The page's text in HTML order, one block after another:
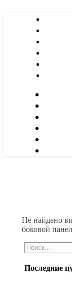
Не найдено
боковой
Последние